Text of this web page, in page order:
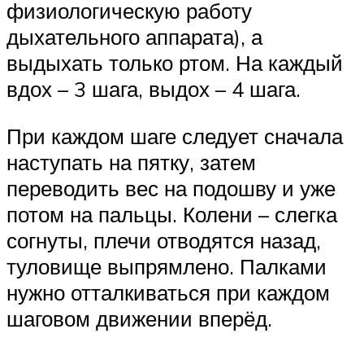
физиологическую работу
дыхательного аппарата), а
выдыхать только ртом. На каждый
вдох – 3 шага, выдох – 4 шага.
При каждом шаге следует сначала
наступать на пятку, затем
переводить вес на подошву и уже
потом на пальцы. Колени – слегка
согнуты, плечи отводятся назад,
туловище выпрямлено. Палками
нужно отталкиваться при каждом
шаговом движении вперёд.